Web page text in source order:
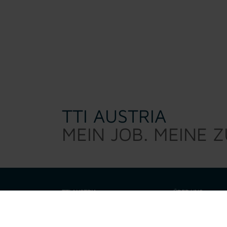
TTI AUSTRIA
MEIN JOB. MEINE
TTI AUSTRIA ÜBER UNS